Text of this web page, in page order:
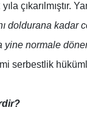
çıkarılmıştır.
doldurana kadar
yine normale
serbestlik